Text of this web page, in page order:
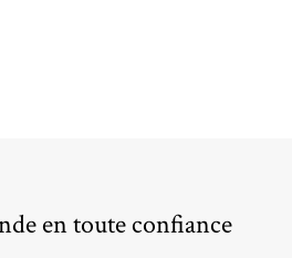
en toute confiance